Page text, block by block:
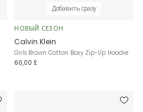
Добавить сразу
НОВЫЙ СЕЗОН
Calvin Klein
Girls Brown Cotton Boxy Zip-Up Hoodie
60,00 £